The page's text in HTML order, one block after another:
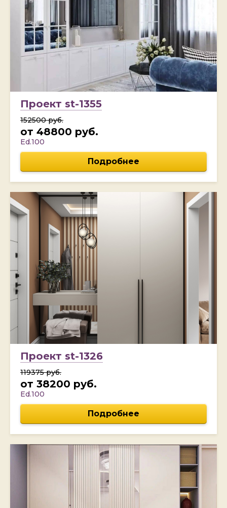
Проект st-1355
152500 руб.
от 48800 руб.
Ed.100
Подробнее
Проект st-1326
119375 руб.
от 38200 руб.
Ed.100
Подробнее